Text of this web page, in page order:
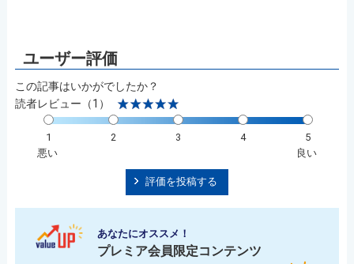
この記事はいかがでしたか？
読者レビュー（1）
1 2 3 4
5
悪い
良い
評価を投稿する
あなたにオススメ！
プレミア会員限定コンテンツ